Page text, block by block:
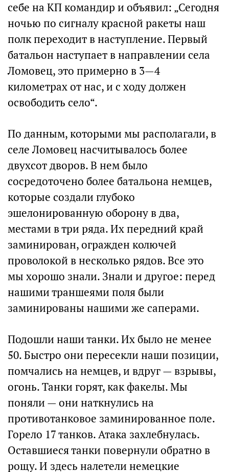
себе на КП командир и объявил: „Сегодня
ночью по сигналу красной ракеты наш
полк переходит в наступление. Первый
батальон наступает в направлении села
Ломовец, это примерно в 3—4
километрах от нас, и с ходу должен
освободить село“.
По данным, которыми мы располагали, в
селе Ломовец насчитывалось более
двухсот дворов. В нем было
сосредоточено более батальона немцев,
которые создали глубоко
эшелонированную оборону в два,
местами в три ряда. Их передний край
заминирован, огражден колючей
проволокой в несколько рядов. Все это
мы хорошо знали. Знали и другое: перед
нашими траншеями поля были
заминированы нашими же саперами.
Подошли наши танки. Их было не менее
50. Быстро они пересекли наши позиции,
помчались на немцев, и вдруг — взрывы,
огонь. Танки горят, как факелы. Мы
поняли — они наткнулись на
противотанковое заминированное поле.
Горело 17 танков. Атака захлебнулась.
Оставшиеся танки повернули обратно в
рощу. И здесь налетели немецкие